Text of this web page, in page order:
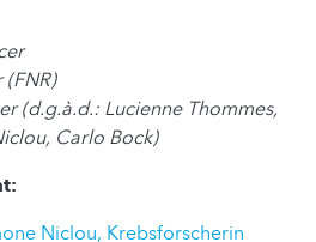
(d.g.à.d.: Lucienne Thommes,
Carlo Bock)
Niclou, Krebsforscherin